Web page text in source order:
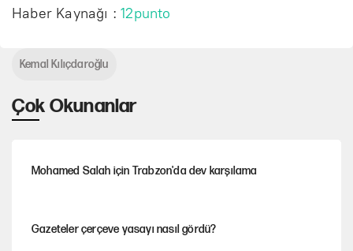
Haber Kaynağı :12punto
Çok Okunanlar
Mohamed Salah için Trabzon'da dev karşılama
Gazeteler çerçeve yasayı nasıl gördü?
Kemal Kılıçdaroğlu